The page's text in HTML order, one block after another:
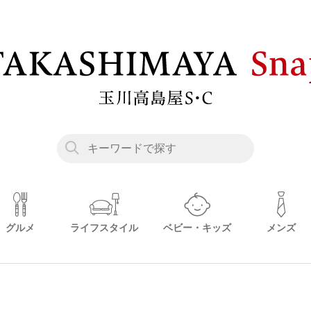
グルメ ライフスタイル ベビー・キッズ メンズ